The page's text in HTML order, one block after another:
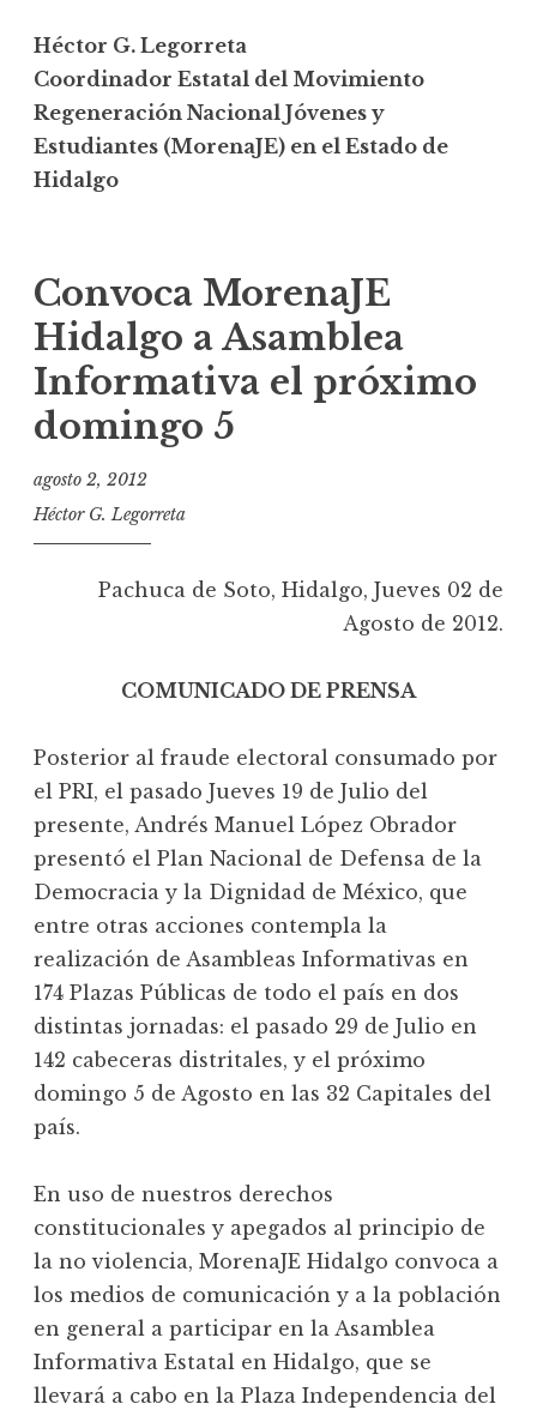
Héctor G. Legorreta
Coordinador Estatal del Movimiento
Regeneración Nacional Jóvenes y
Estudiantes (MorenaJE) en el Estado de
Hidalgo
Convoca MorenaJE
Hidalgo a Asamblea
Informativa el próximo
domingo 5
agosto 2, 2012
Héctor G. Legorreta
Pachuca de Soto, Hidalgo, Jueves 02 de
Agosto de 2012.
COMUNICADO DE PRENSA
Posterior al fraude electoral consumado por
el PRI, el pasado Jueves 19 de Julio del
presente, Andrés Manuel López Obrador
presentó el Plan Nacional de Defensa de la
Democracia y la Dignidad de México, que
entre otras acciones contempla la
realización de Asambleas Informativas en
174 Plazas Públicas de todo el país en dos
distintas jornadas: el pasado 29 de Julio en
142 cabeceras distritales, y el próximo
domingo 5 de Agosto en las 32 Capitales del
país.
En uso de nuestros derechos
constitucionales y apegados al principio de
la no violencia, MorenaJE Hidalgo convoca a
los medios de comunicación y a la población
en general a participar en la Asamblea
Informativa Estatal en Hidalgo, que se
llevará a cabo en la Plaza Independencia del